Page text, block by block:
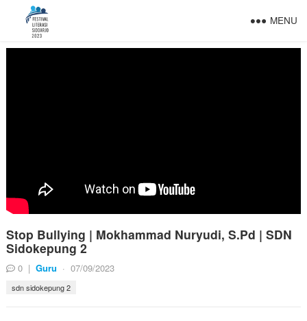
MENU
Stop Bullying | Mokhammad Nuryudi, S.Pd | SDN
Sidokepung 2
0 | Guru · 07/09/2023
sdn sidokepung 2